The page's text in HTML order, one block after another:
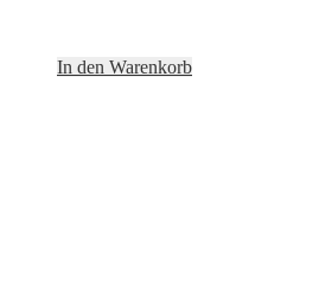
In den Warenkorb